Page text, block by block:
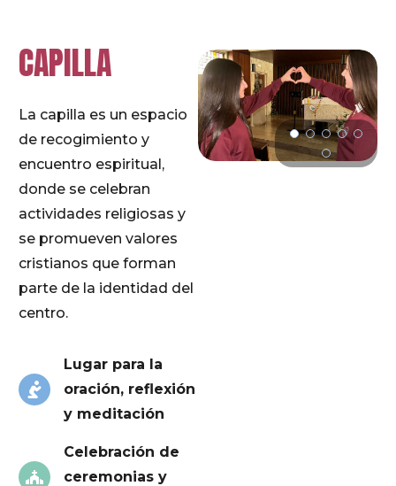
CAPILLA
La capilla es un espacio
de recogimiento y
encuentro espiritual,
donde se celebran
actividades religiosas y
se promueven valores
cristianos que forman
parte de la identidad del
centro.
Lugar para la
oración, reflexión
y meditación
Celebración de
ceremonias y